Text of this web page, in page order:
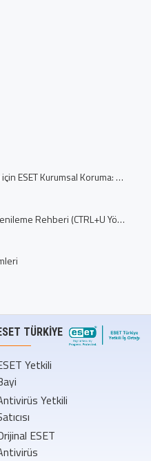
Sunucu ve İş İstasyonları için ESET Kurumsal Koruma: Dijital Kalenizi İnşa Edin
Adım Adım ESET Lisans Yenileme Rehberi (CTRL+U Yöntemi)
TÜRKIYE
Yetkili
Yetkili
ESET